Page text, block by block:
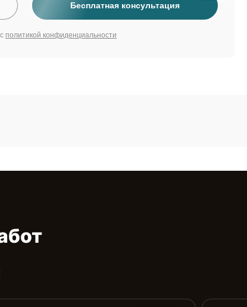
Бесплатная консультация
политикой конфиденциальности